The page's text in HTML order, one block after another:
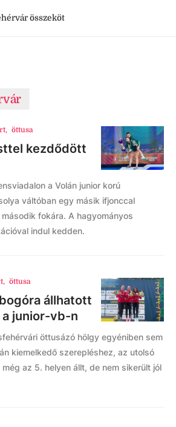
összeköt
, öttusa
kezdődött
a Volán junior korú
váltóban egy másik ifjonccal
fokára. A hagyományos
indul kedden.
, öttusa
állhatott
a junior-vb-n
öttusázó hölgy egyéniben sem
kiemelkedő szerepléshez, az utolsó
az 5. helyen állt, de nem sikerült jól